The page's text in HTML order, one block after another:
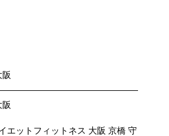
エットフィットネス 大阪 京橋 守